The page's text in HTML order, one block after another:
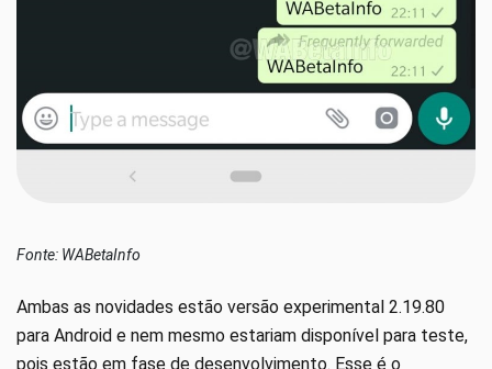
Fonte: WABetaInfo
Ambas as novidades estão versão experimental 2.19.80
para Android e nem mesmo estariam disponível para teste,
pois estão em fase de desenvolvimento. Esse é o